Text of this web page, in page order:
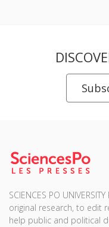
SCIENCES PO
original research, to edit
help public and political